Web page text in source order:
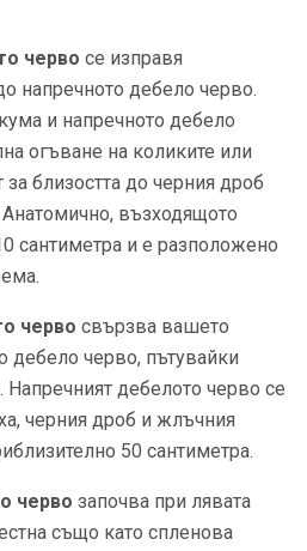
черво се изправя
напречното дебело черво.
и напречното дебело
огъване на коликите или
близостта до черния дроб
възходящото
сантиметра и е разположено
черво свързва вашето
дебело черво, пътувайки
дебелото черво се
черния дроб и жлъчния
50 сантиметра.
черво започва при лявата
също като спленова